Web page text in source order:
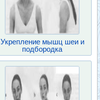
Укрепление мышц шеи и
подбородка